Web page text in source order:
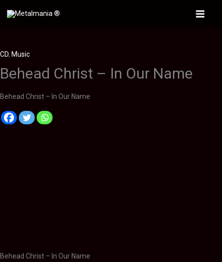
Main
CD, Music
Behead Christ – In Our Name
Behead Christ – In Our Name
Behead Christ – In Our Name